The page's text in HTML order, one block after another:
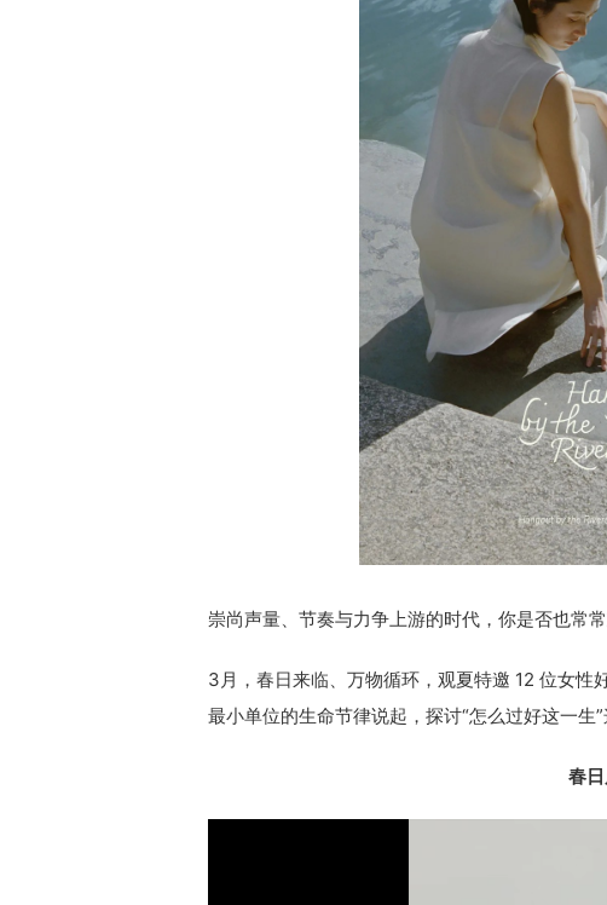
崇尚声量、节奏与力争上游的时代，你是否也
3月，春日来临、万物循环，观夏特邀 12 位女性
最小单位的生命节律说起，探讨“怎么过好这一生”
春